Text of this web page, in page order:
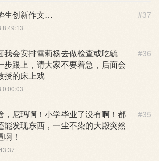
#37
生创新作文…
8:49:13
#36
我会安排雪莉杨去做检查或吃毓
步跟上，请大家不要着急，后面会
授的床上戏
0:00:03
#35
，尼玛啊！小学毕业了没有啊！都
能发现东西，一尘不染的大殿突然
！